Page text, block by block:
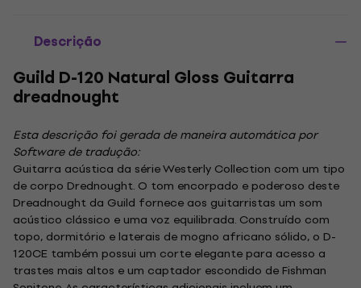
Descrição
Guild D-120 Natural Gloss Guitarra
dreadnought
Esta descrição foi gerada de maneira automática por
Software de tradução:
Guitarra acústica da série Westerly Collection com um tipo
de corpo Drednought. O tom encorpado e poderoso deste
Dreadnought da Guild fornece aos guitarristas um som
acústico clássico e uma voz equilibrada. Construído com
topo, dormitório e laterais de mogno africano sólido, o D-
120CE também possui um corte elegante para acesso a
trastes mais altos e um captador escondido de Fishman